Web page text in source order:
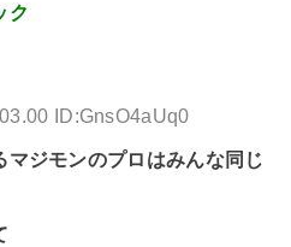
ク
ID:GnsO4aUq0
マジモンのプロはみんな同じ